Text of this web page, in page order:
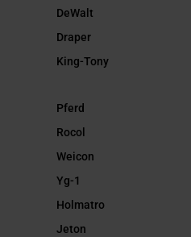
DeWalt
Draper
King-Tony
Pferd
Rocol
Weicon
Yg-1
Holmatro
Jeton